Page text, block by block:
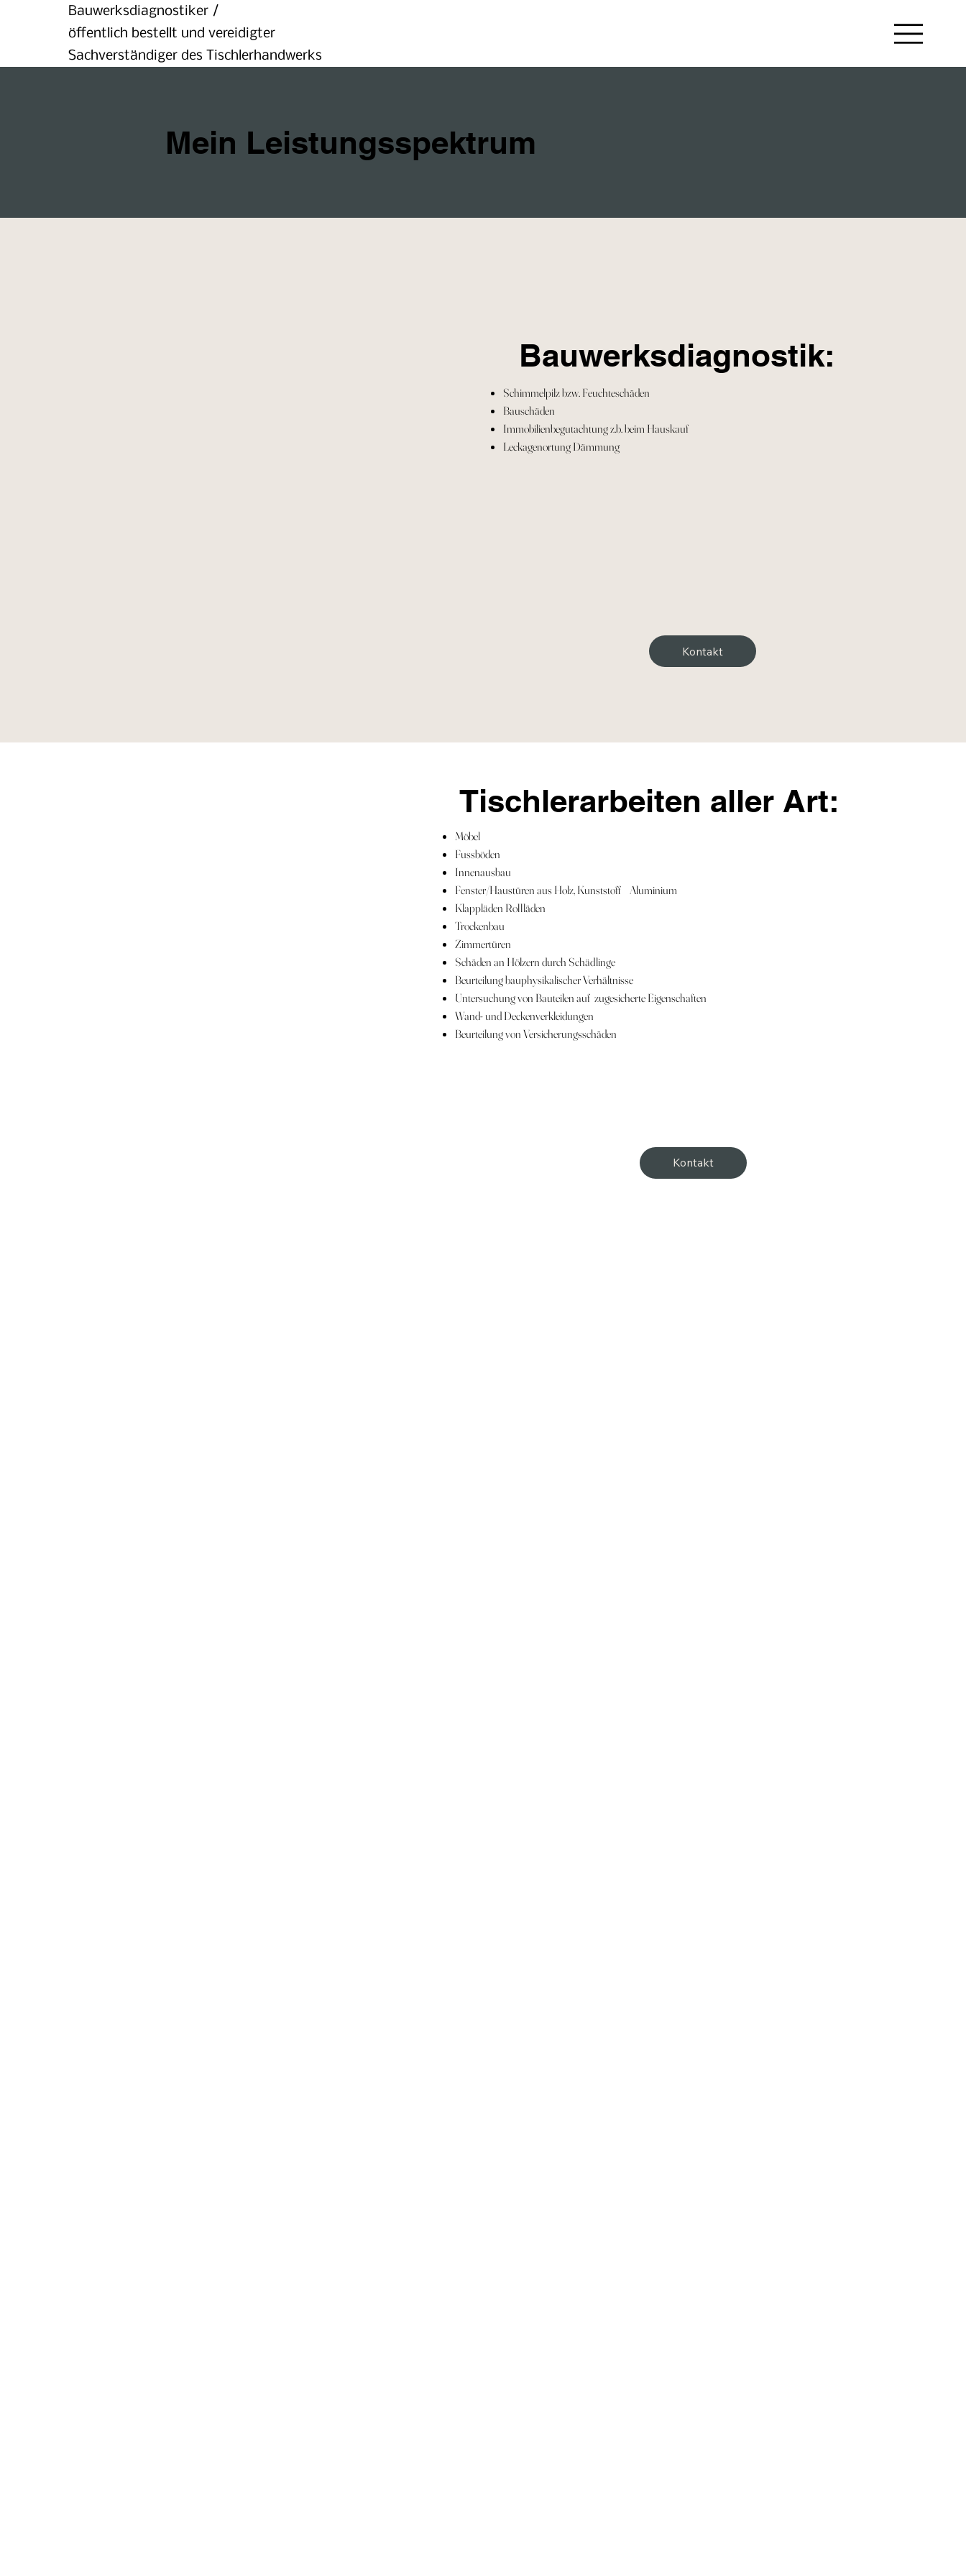
Bauwerksdiagnostiker /
öffentlich bestellt und vereidigter
Sachverständiger des Tischlerhandwerks
Mein Leistungsspektrum
Bauwerksdiagnostik:
Schimmelpilz bzw. Feuchteschäden
Bauschäden
Immobilienbegutachtung z.b. beim Hauskauf
Leckagenortung Dämmung
Kontakt
Tischlerarbeiten aller Art:
Möbel
Fussböden
Innenausbau
Fenster/Haustüren aus Holz, Kunststoff Aluminium
Klappläden Rollläden
Trockenbau
Zimmertüren
Schäden an Hölzern durch Schädlinge
Beurteilung bauphysikalischer Verhältnisse
Untersuchung von Bauteilen auf zugesicherte Eigenschaften
Wand- und Deckenverkleidungen
Beurteilung von Versicherungsschäden
Kontakt